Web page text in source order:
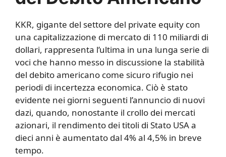
KKR, gigante del settore del private equity con
una capitalizzazione di mercato di 110 miliardi di
dollari, rappresenta l’ultima in una lunga serie di
voci che hanno messo in discussione la stabilità
del debito americano come sicuro rifugio nei
periodi di incertezza economica. Ciò è stato
evidente nei giorni seguenti l’annuncio di nuovi
dazi, quando, nonostante il crollo dei mercati
azionari, il rendimento dei titoli di Stato USA a
dieci anni è aumentato dal 4% al 4,5% in breve
tempo.